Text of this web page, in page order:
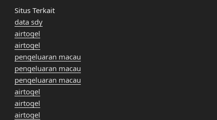
Situs Terkait
data sdy
airtogel
airtogel
pengeluaran macau
pengeluaran macau
pengeluaran macau
airtogel
airtogel
airtogel